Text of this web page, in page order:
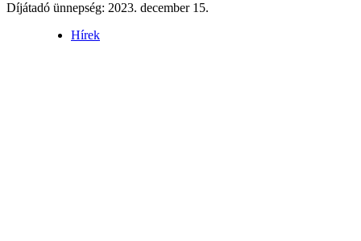
Díjátadó ünnepség: 2023. december 15.
Hírek